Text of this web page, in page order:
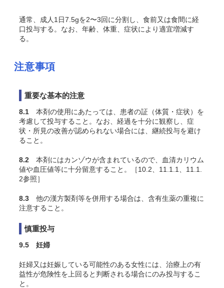
通常、成人1日7.5gを2〜3回に分割し、食前又は食間に経
口投与する。なお、年齢、体重、症状により適宜増減す
る。
注意事項
重要な基本的注意
8.1 本剤の使用にあたっては、患者の証（体質・症状）を
考慮して投与すること。なお、経過を十分に観察し、症
状・所見の改善が認められない場合には、継続投与を避け
ること。
8.2 本剤にはカンゾウが含まれているので、血清カリウム
値や血圧値等に十分留意すること。［10.2、11.1.1、11.1.
2参照］
8.3 他の漢方製剤等を併用する場合は、含有生薬の重複に
注意すること。
慎重投与
9.5 妊婦
妊婦又は妊娠している可能性のある女性には、治療上の有
益性が危険性を上回ると判断される場合にのみ投与するこ
と。